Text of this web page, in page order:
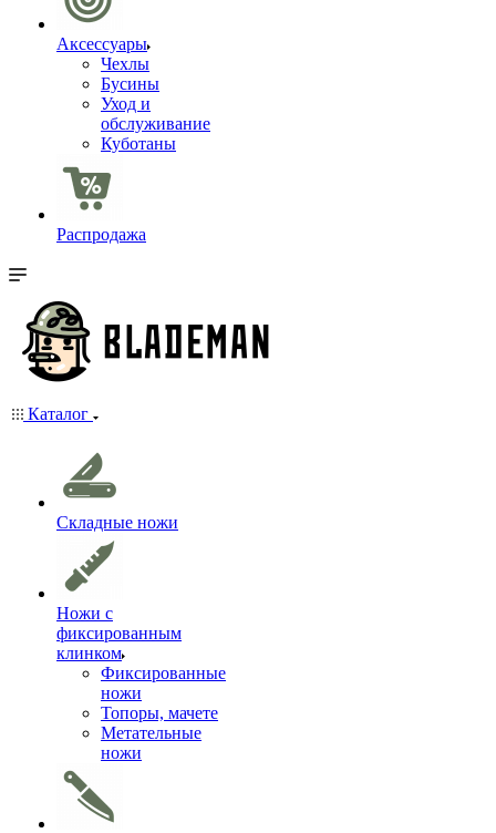
Аксессуары
Чехлы
Бусины
Уход и
обслуживание
Куботаны
Распродажа
Каталог
Складные ножи
Ножи с
фиксированным
клинком
Фиксированные
ножи
Топоры, мачете
Метательные
ножи